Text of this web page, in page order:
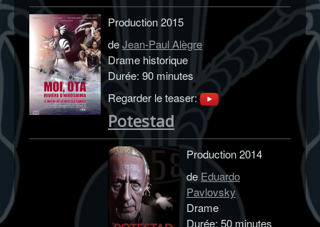
Production 2015
deJean-Paul Alègre
Drame historique
Durée: 90 minutes
Regarder le teaser:
Potestad
Production 2014
de Eduardo
Pavlovsky
Drame
Durée: 50 minutes